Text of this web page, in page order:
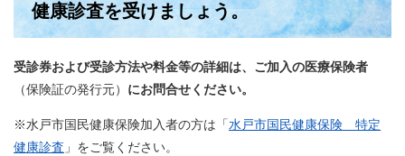
健康診査を受けましょう。
受診券および受診方法や料金等の詳細は、ご加入の医療保険者
（保険証の発行元）​ にお問合せください。
※水戸市国民健康保険加入者の方は「水戸市国民健康保険 特定
健康診査 」をご覧ください。